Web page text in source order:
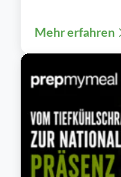
Mehr erfahren